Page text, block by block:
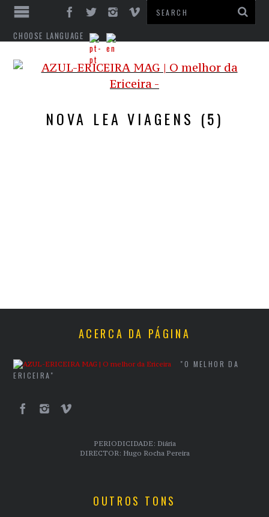
CHOOSE LANGUAGE
NOVA LEA VIAGENS (5)
ACERCA DA PÁGINA
"O MELHOR DA
ERICEIRA"
PERIODICIDADE: Diária
DIRECTOR: Hugo Rocha Pereira
OUTROS TONS